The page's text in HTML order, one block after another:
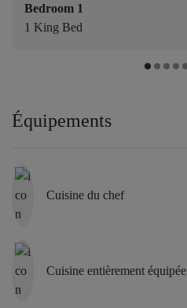
Bedroom 1
1 King Bed
Équipements
Cuisine du chef
Cuisine entièrement équipée